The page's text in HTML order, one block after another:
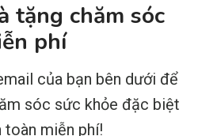
tặng chăm sóc
phí
của bạn bên dưới để
sóc sức khỏe đặc biệt
miễn phí!